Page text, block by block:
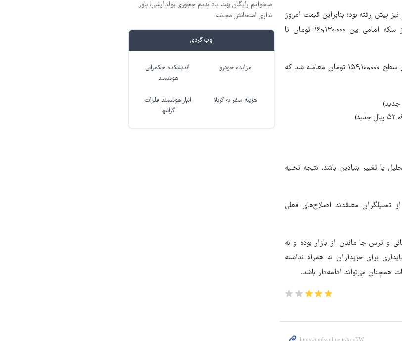
روز گذشته تا سطح ۱۶۹ میلیون و ۶۶۰ هزار تومان نیز پیش رفته بود؛ بنابراین قیمت امروز
حدود ۹.۵ میلیون تومان پایین‌تر از سقف دیروز قرار دارد. دامنه نوسان امروز سکه امامی بین ۱۶۰,۱۳۰,۰۰۰ تومان تا
سکه بهار آزادی نیز با افت ۳۴ میلیون و ۸۰۰ هزار تومانی (کاهش ۲.۲۶ درصدی) در سطح ۱۵۴,۱۰۰,۰۰۰ تومان معامله شد که
یا تغییر بنیادین باشد، نتیجه تخلیه
تحلیلگران معتقدند اصلاح‌های فعلی
و ترس جا ماندن از بازار بوده و نه
برای خریداران به همراه نداشته
همچنان می‌تواند ادامه‌دار باشد.
میخوایم رایگان بهت یاد بدیم چجوری پولدارشی! باور
نداری امتحانش مجانیه
وب گردی
مزایده خودرو
اندیشکده حکمرانی
هوشمند
هزینه سفر به کربلا
انبار هوشمند فلزات
گرانبها